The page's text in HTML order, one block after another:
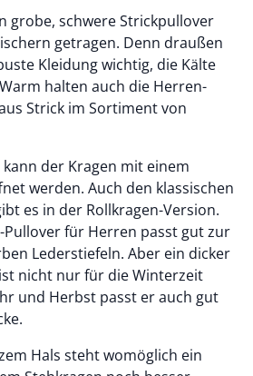
grobe, schwere Strickpullover
getragen. Denn draußen
Kleidung wichtig, die Kälte
halten auch die Herren-
Strick im Sortiment von
der Kragen mit einem
werden. Auch den klassischen
es in der Rollkragen-Version.
Pullover für Herren passt gut zur
Lederstiefeln. Aber ein dicker
nicht nur für die Winterzeit
und Herbst passt er auch gut
Hals steht womöglich ein